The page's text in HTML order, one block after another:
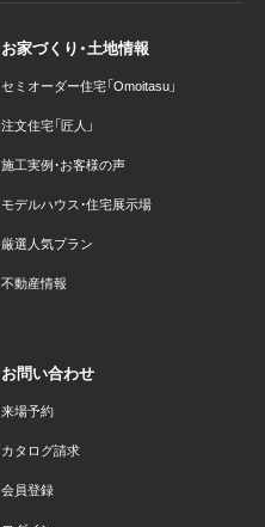
お家づくり・土地情報
セミオーダー住宅「Omoitasu」
注文住宅「匠人」
施工実例・お客様の声
モデルハウス・住宅展示場
厳選人気プラン
不動産情報
お問い合わせ
来場予約
カタログ請求
会員登録